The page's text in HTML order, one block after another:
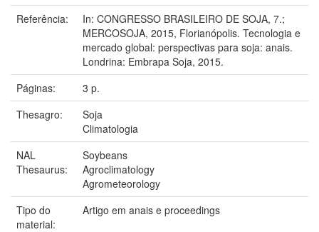
Referência:
In: CONGRESSO BRASILEIRO DE SOJA, 7.;
MERCOSOJA, 2015, Florianópolis. Tecnologia e
mercado global: perspectivas para soja: anais.
Londrina: Embrapa Soja, 2015.
Páginas:
3 p.
Thesagro:
Soja
Climatologia
NAL
Thesaurus:
Soybeans
Agroclimatology
Agrometeorology
Tipo do
material:
Artigo em anais e proceedings